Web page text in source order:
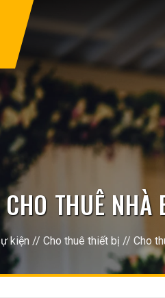
THUÊ
kiện // Cho thuê thiết bị // Cho